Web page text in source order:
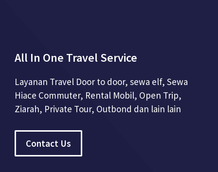
All In One Travel Service
Layanan Travel Door to door, sewa elf, Sewa
Hiace Commuter, Rental Mobil, Open Trip,
Ziarah, Private Tour, Outbond dan lain lain
Contact Us